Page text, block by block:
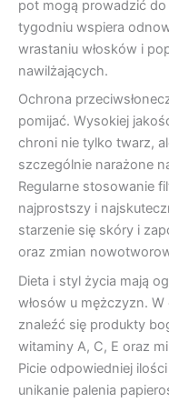
pot mogą prowadzić do
tygodniu wspiera
wrastaniu włosków i
nawilżających.
Ochrona
pomijać. Wysokiej
chroni nie tylko twarz,
szczególnie narażone
Regularne stosowanie
najprostszy i
starzenie się skóry i
oraz zmian
Dieta i styl życia mają
włosów u mężczyzn.
znaleźć się produkty
witaminy A, C, E oraz
Picie odpowiedniej
unikanie palenia